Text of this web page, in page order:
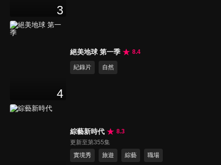
3
4
絕美地球 第一季 8.4
紀錄片 自然
綜藝新時代
8.3
更新至第355集
實境秀
旅遊 綜藝 職場